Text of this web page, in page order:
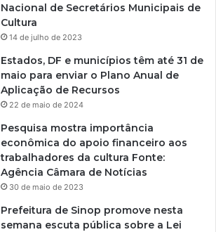
Nacional de Secretários Municipais de
Cultura
14 de julho de 2023
Estados, DF e municípios têm até 31 de
maio para enviar o Plano Anual de
Aplicação de Recursos
22 de maio de 2024
Pesquisa mostra importância
econômica do apoio financeiro aos
trabalhadores da cultura Fonte:
Agência Câmara de Notícias
30 de maio de 2023
Prefeitura de Sinop promove nesta
semana escuta pública sobre a Lei